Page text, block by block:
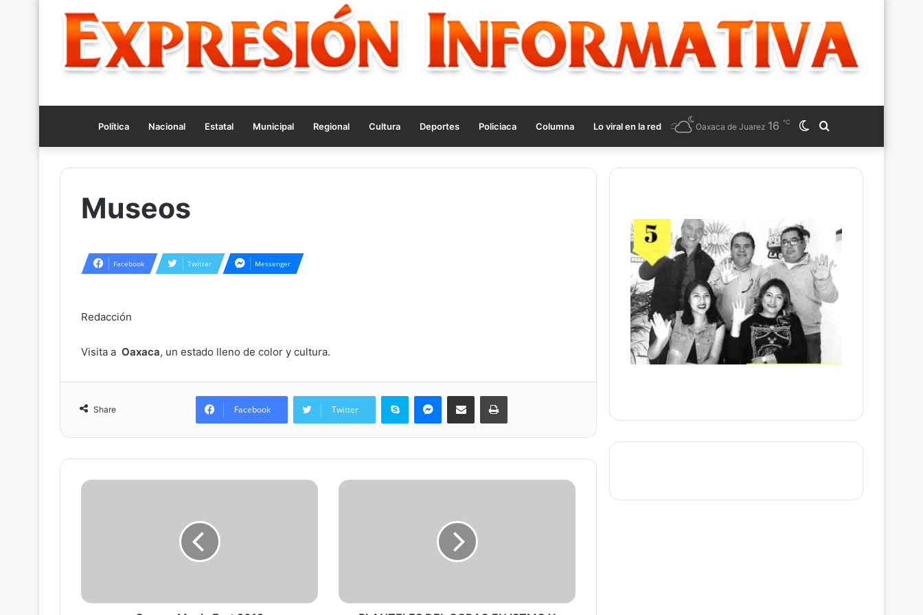
Política Nacional Estatal Municipal Regional Cultura Deportes Policiaca Columna Lo viral en la red
for
Switch
skin
Oaxaca de Juarez 16 ℃
Museos
Facebook Twitter Messenger
Redacción
Visita a Oaxaca, un estado lleno de color y cultura.
Share Facebook Twitter
Skype Messenger
Share via Email Print